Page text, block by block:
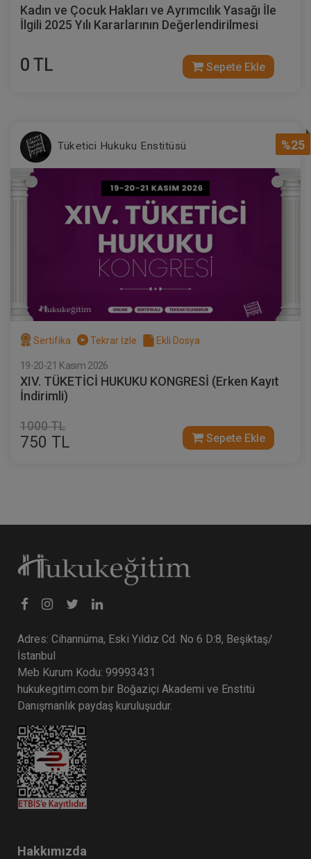
Kadın ve Çocuk Hakları ve Ayrımcılık Yasağı İle
İlgili 2025 Yılı Kararlarının Değerlendirilmesi
0 TL Sepete Ekle
%25
Tüketici Hukuku Enstitüsü
Sertifika Tekrar İzle Ekli Dosya
19-20-21 Kasım 2026
XIV. TÜKETİCİ HUKUKU KONGRESİ (Erken Kayıt
İndirimli)
1000 TL
750 TL Sepete Ekle
Adres: Cihannüma, Eski Yıldız Cd. No 6 D:8, Beşiktaş/
İstanbul
Meb Kurum Kodu: 99993431
hukukegitim.com bir Boğaziçi Akademi ve Enstitü
Danışmanlık paydaş kuruluşudur.
Hakkımızda